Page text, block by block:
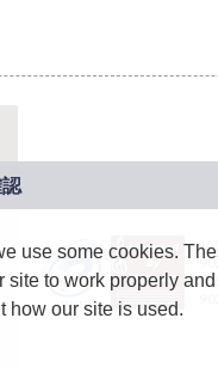
use some cookies.
site to work properly
how our site is used.